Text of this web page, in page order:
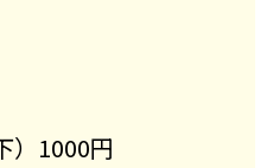
）1000円